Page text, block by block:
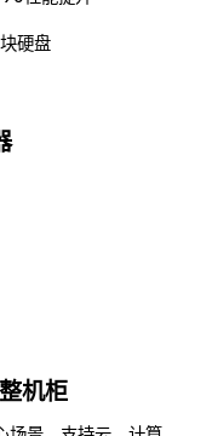
块硬盘
机柜